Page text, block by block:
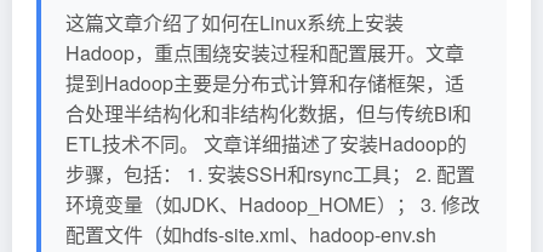
这篇文章介绍了如何在Linux系统上安装
Hadoop，重点围绕安装过程和配置展开。文章
提到Hadoop主要是分布式计算和存储框架，适
合处理半结构化和非结构化数据，但与传统BI和
ETL技术不同。 文章详细描述了安装Hadoop的
步骤，包括： 1. 安装SSH和rsync工具； 2. 配置
环境变量（如JDK、Hadoop_HOME）； 3. 修改
配置文件（如hdfs-site.xml、hadoop-env.sh